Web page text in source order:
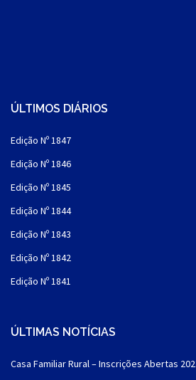
ÚLTIMOS DIÁRIOS
Edição Nº 1847
Edição Nº 1846
Edição Nº 1845
Edição Nº 1844
Edição Nº 1843
Edição Nº 1842
Edição Nº 1841
ÚLTIMAS NOTÍCIAS
Casa Familiar Rural – Inscrições Abertas